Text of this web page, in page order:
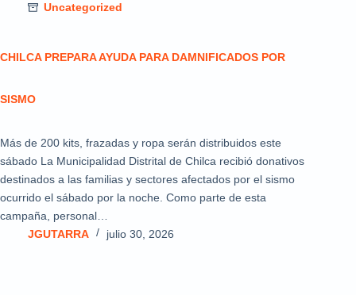
Uncategorized
CHILCA PREPARA AYUDA PARA DAMNIFICADOS POR
SISMO
Más de 200 kits, frazadas y ropa serán distribuidos este
sábado La Municipalidad Distrital de Chilca recibió donativos
destinados a las familias y sectores afectados por el sismo
ocurrido el sábado por la noche. Como parte de esta
campaña, personal…
JGUTARRA
julio 30, 2026